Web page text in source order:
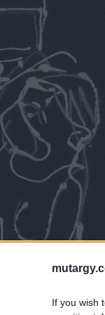
If you wish